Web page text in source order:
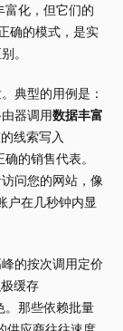
富化，但它们的
确的模式，是实
。
典型的用例是：
器调用数据丰富
线索写入
的销售代表。
问您的网站，像
户在几秒钟内显
的按次调用定价
缓存
。那些依赖批量